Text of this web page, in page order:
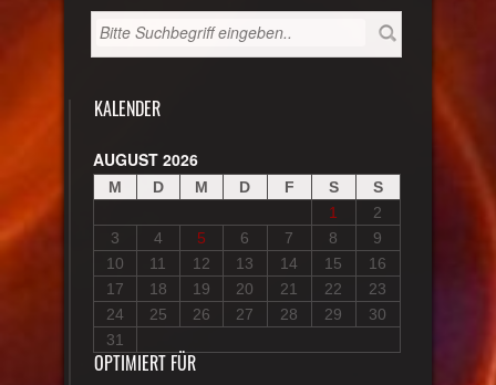
KALENDER
AUGUST 2026
M D M D F S
S
1
2
3
4 5 6 7 8
9
10
11 12 13 14 15
16
17
18 19 20 21 22
23
24
25 26 27 28 29
30
31
OPTIMIERT FÜR